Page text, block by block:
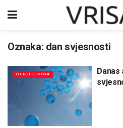
Oznaka: dan svjesnosti
HERCEGOVINA
Danas